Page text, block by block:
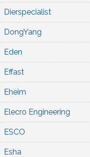
Dierspecialist
DongYang
Eden
Effast
Eheim
Elecro Engineering
ESCO
Esha